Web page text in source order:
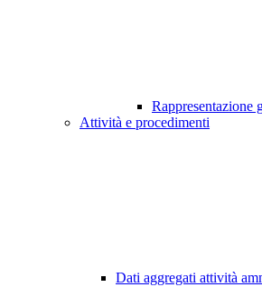
Rappresentazione
Attività e procedimenti
Dati aggregati attività